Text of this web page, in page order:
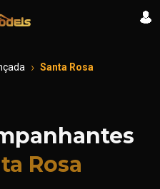
Santa Rosa
Rosa